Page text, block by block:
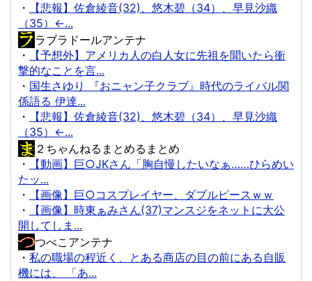
・
【悲報】佐倉綾音(32)、悠木碧（34）、早見沙織
（35）←...
ラブラドールアンテナ
・
【予想外】アメリカ人の白人女に先祖を聞いたら衝
撃的なことを言...
・ 国生さゆり 『おニャン子クラブ』時代のライバル関
係語る 伊達...
・
【悲報】佐倉綾音(32)、悠木碧（34）、早見沙織
（35）←...
２ちゃんねるまとめるまとめ
・
【動画】巨○JKさん「胸自慢したいなぁ……ひらめい
たッ...
・
【画像】巨○コスプレイヤー、ダブルピースｗｗ
・
【画像】時東ぁみさん(37)マンスジをネットに大公
開してしま...
つべこアンテナ
・ 私の職場の程近く、とある商店の目の前にある自販
機には、 「あ...